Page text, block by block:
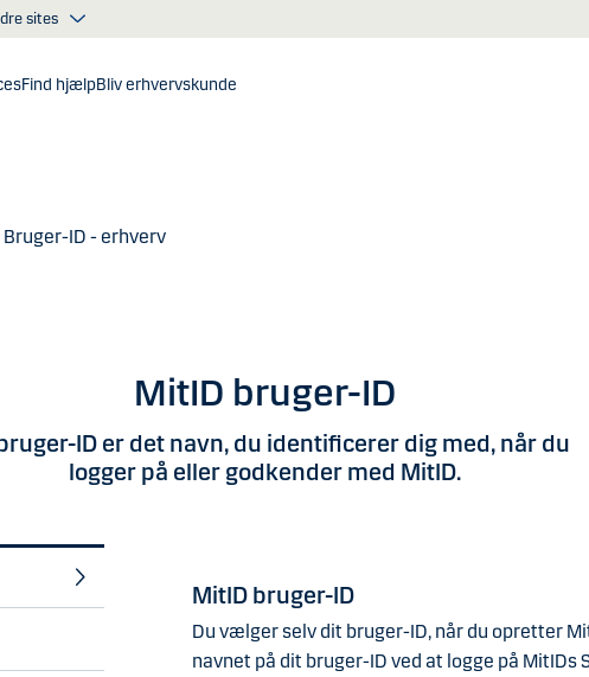
sites
Find hjælpBliv erhvervskunde
Bruger-ID - erhverv
MitID bruger-ID
ID er det navn, du identificerer dig med, når du
logger på eller godkender med MitID.
MitID bruger-ID
Du vælger selv dit bruger-ID, når du opretter
navnet på dit bruger-ID ved at logge på MitIDs
Glemt bruger-ID
Se, hvordan på MitID.dk
Ændre MitID bruger-ID
MitID.dk